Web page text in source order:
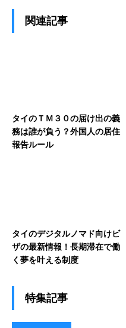
関連記事
タイのＴＭ３０の届け出の義
務は誰が負う？外国人の居住
報告ルール
タイのデジタルノマド向けビ
ザの最新情報！長期滞在で働
く夢を叶える制度
特集記事